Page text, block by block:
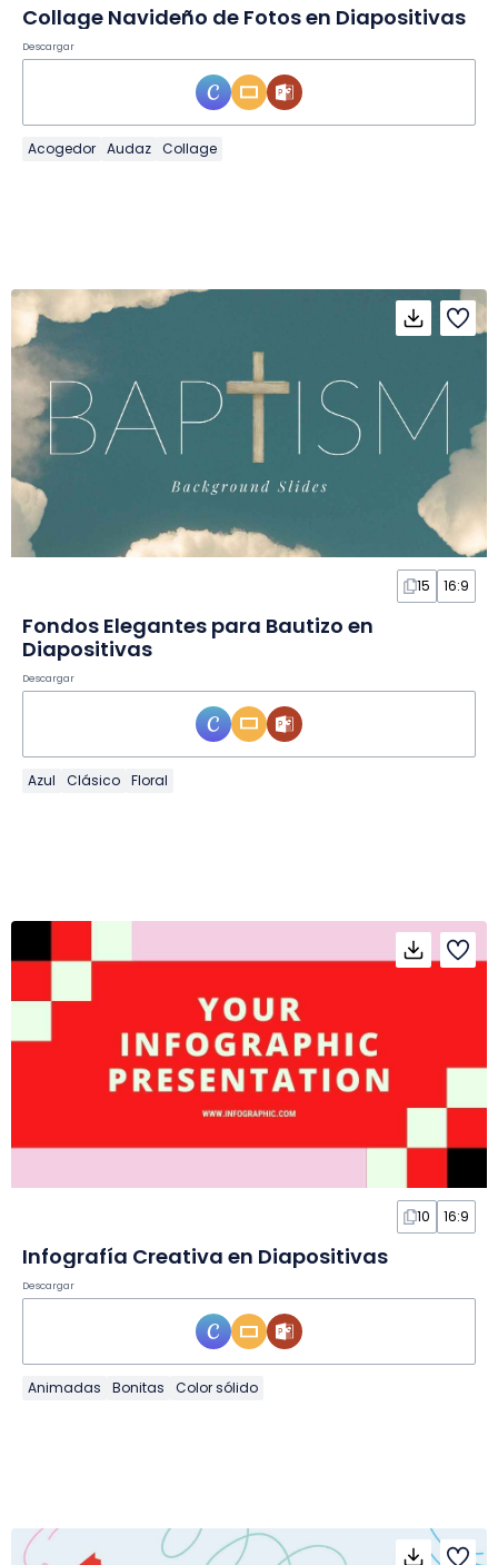
Collage Navideño de Fotos en Diapositivas
Descargar
Acogedor Audaz Collage
15 16:9
Fondos Elegantes para Bautizo en
Diapositivas
Descargar
Azul Clásico Floral
10 16:9
Infografía Creativa en Diapositivas
Descargar
Animadas Bonitas Color sólido